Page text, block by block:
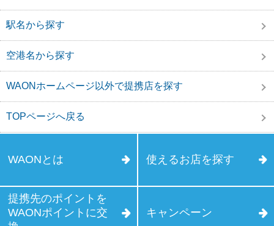
駅名から探す
空港名から探す
WAONホームページ以外で提携店を探す
TOPページへ戻る